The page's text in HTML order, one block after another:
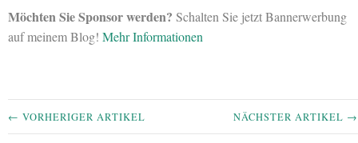
Möchten Sie Sponsor werden? Schalten Sie jetzt Bannerwerbung
auf meinem Blog! Mehr Informationen
← VORHERIGER ARTIKEL NÄCHSTER ARTIKEL →